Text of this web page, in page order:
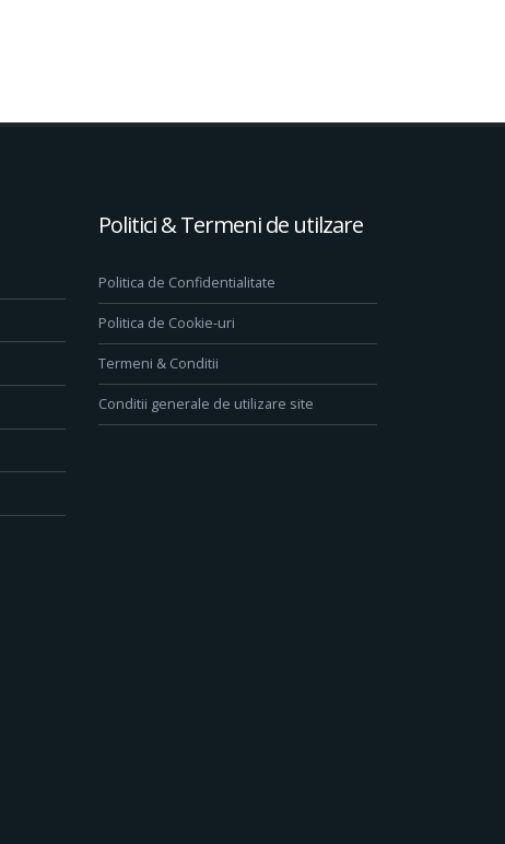
Politici & Termeni de utilzare
Politica de Confidentialitate
Politica de Cookie-uri
Termeni & Conditii
Conditii generale de utilizare site